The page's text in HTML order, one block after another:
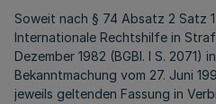
Soweit nach § 74 Absatz 2 Satz
Internationale Rechtshilfe in
Dezember 1982 (BGBl. I S. 2071)
Bekanntmachung vom 27. Juni
jeweils geltenden Fassung in